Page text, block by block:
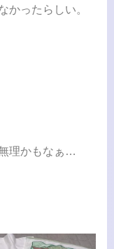
かったらしい。
理かもなぁ…